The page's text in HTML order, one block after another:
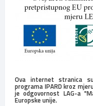
Ova internet stranica
programa IPARD kroz
je odgovornost LAG-a
Europske unije.